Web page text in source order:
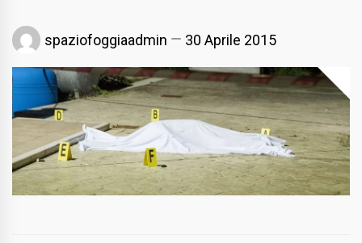
spaziofoggiaadmin 30 Aprile 2015